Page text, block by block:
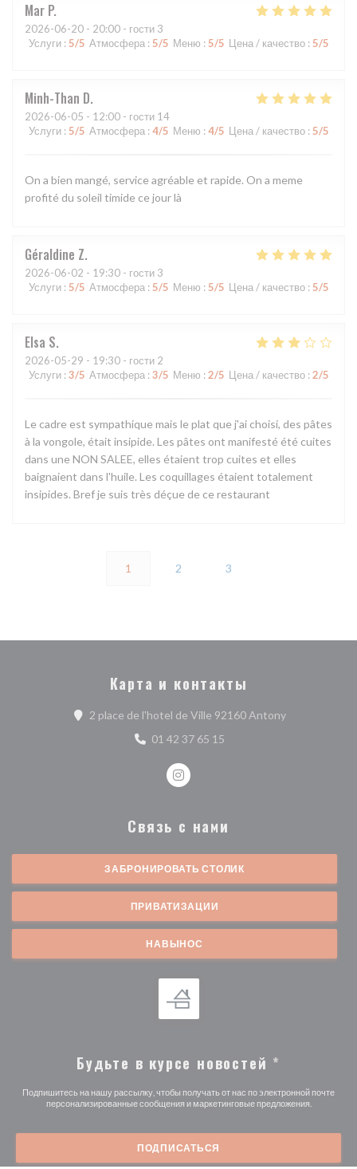
Mar P
2026-06-20 - 20:00 - гости 3
Услуги : 5/5 Атмосфера : 5/5 Меню : 5/5 Цена / качество : 5/5
Minh-Than D
2026-06-05 - 12:00 - гости 14
Услуги : 5/5 Атмосфера : 4/5 Меню : 4/5 Цена / качество : 5/5
On a bien mangé, service agréable et rapide. On a meme
profité du soleil timide ce jour là
Géraldine Z
2026-06-02 - 19:30 - гости 3
Услуги : 5/5 Атмосфера : 5/5 Меню : 5/5 Цена / качество : 5/5
Elsa S
2026-05-29 - 19:30 - гости 2
Услуги : 3/5 Атмосфера : 3/5 Меню : 2/5 Цена / качество : 2/5
Le cadre est sympathique mais le plat que j'ai choisi, des pâtes
à la vongole, était insipide. Les pâtes ont manifesté été cuites
dans une NON SALEE, elles étaient trop cuites et elles
baignaient dans l'huile. Les coquillages étaient totalement
insipides. Bref je suis très déçue de ce restaurant
1 2 3
Карта и контакты
2 place de l'hotel de Ville 92160 Antony
01 42 37 65 15
Instagram ((открывается в
Связь с нами
ЗАБРОНИРОВАТЬ СТОЛИК
ПРИВАТИЗАЦИИ
НАВЫНОС
Будьте в курсе новостей *
Подпишитесь на нашу рассылку, чтобы получать от нас по электронной почте
персонализированные сообщения и маркетинговые предложения.
ПОДПИСАТЬСЯ